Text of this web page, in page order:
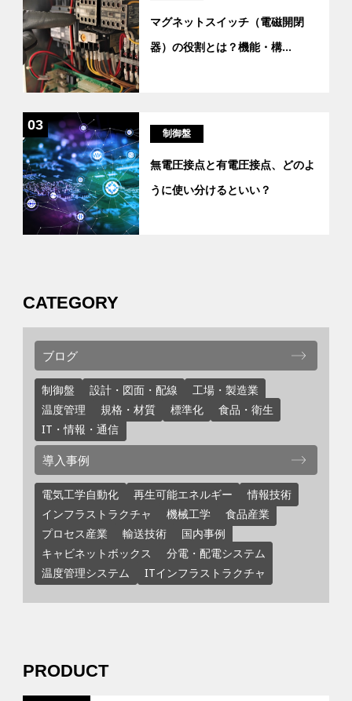
マグネットスイッチ（電磁開閉
器）の役割とは？機能・構...
03
制御盤
無電圧接点と有電圧接点、どのよ
うに使い分けるといい？
CATEGORY
ブログ
制御盤 設計・図面・配線
工場・製造業
温度管理
規格・材質 標準化
食品・衛生
IT・情報・通信
導入事例
電気工学自動化 再生可能エネルギー
情報技術
インフラストラクチャ
機械工学
食品産業
プロセス産業
輸送技術
国内事例
キャビネットボックス
分電・配電システム
温度管理システム
ITインフラストラクチャ
PRODUCT